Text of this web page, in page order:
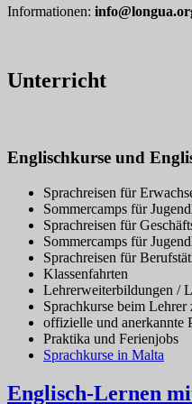
Informationen:
Unterricht
Englischkurse und
Sprachreisen für
Sommercamps für
Sprachreisen für
Sommercamps für
Sprachreisen für
Klassenfahrten
Lehrerweiterbildungen /
Sprachkurse beim
offizielle und anerkannte
Praktika und Ferienjobs
Sprachkurse in Malta
Englisch-Lernen